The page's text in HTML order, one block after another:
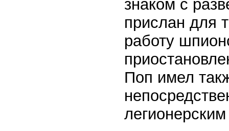
знаком с
прислан для
работу
Поп имел